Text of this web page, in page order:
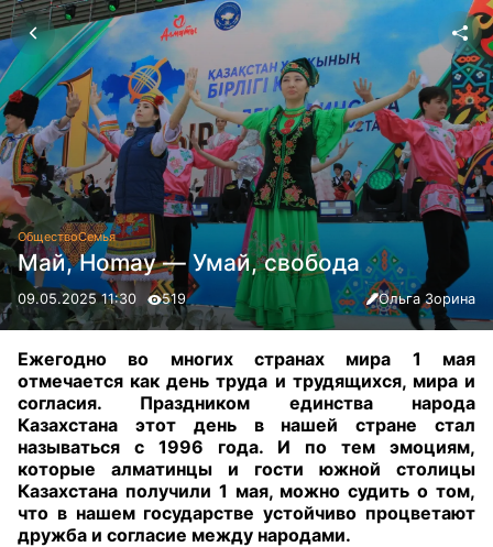
ОбществоСемья
Май, Нomay — Умай, свобода
09.05.2025 11:30 519 Ольга Зорина
Ежегодно во многих странах мира 1 мая
отмечается как день труда и трудящихся, мира и
согласия. Праздником единства народа
Казахстана этот день в нашей стране стал
называться с 1996 года. И по тем эмоциям,
которые алматинцы и гости южной столицы
Казахстана получили 1 мая, можно судить о том,
что в нашем государстве устойчиво процветают
дружба и согласие между народами.